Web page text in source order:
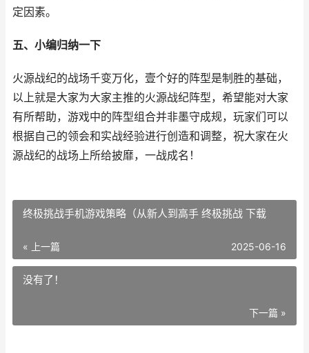
定因素。
五、小编归纳一下
火源战纪的战场千变万化，壹个好的阵型是制胜的基础，
以上就是大家为大家主推的火源战纪阵型，希望能对大家
有所帮助，游戏中的阵型组合并非墨守成规，玩家们可以
根据自己的领会和实战经验进行创造和调整，祝大家在火
源战纪的战场上所给披靡，一战成名！
终极挑战手机游戏策略（从新人到高手 终极挑战 下载
« 上一篇 2025-06-16
没有了！
下一篇 »